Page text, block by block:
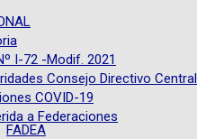
I-72 -Modif. 2021
Consejo Directivo Central
COVID-19
a Federaciones
FADEA